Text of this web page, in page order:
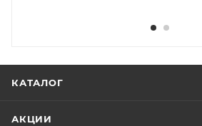
КАТАЛОГ
АКЦИИ